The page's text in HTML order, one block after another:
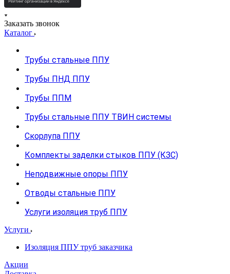
Заказать звонок
Каталог
Трубы стальные ППУ
Трубы ПНД ППУ
Трубы ППМ
Трубы стальные ППУ ТВИН системы
Скорлупа ППУ
Комплекты заделки стыков ППУ (КЗС)
Неподвижные опоры ППУ
Отводы стальные ППУ
Услуги изоляция труб ППУ
Услуги
Изоляция ППУ труб заказчика
Акции